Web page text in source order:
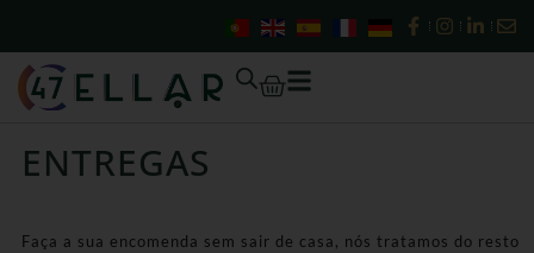
content
Cart
ENTREGAS
Faça a sua encomenda sem sair de casa, nós tratamos do resto